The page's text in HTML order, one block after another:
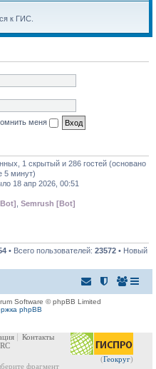
к ГИС.
меня
1 скрытый и 286 гостей (основано
5 минут)
18 апр 2026, 00:51
Semrush [Bot]
• Всего пользователей: 23572 • Новый
Software © phpBB Limited
phpBB
(Геокруг)
Контакты
фрагмент